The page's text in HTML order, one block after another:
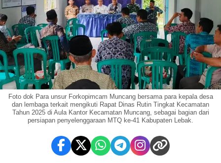
Foto dok Para unsur Forkopimcam Muncang bersama para kepala desa
dan lembaga terkait mengikuti Rapat Dinas Rutin Tingkat Kecamatan
Tahun 2025 di Aula Kantor Kecamatan Muncang, sebagai bagian dari
persiapan penyelenggaraan MTQ ke-41 Kabupaten Lebak.